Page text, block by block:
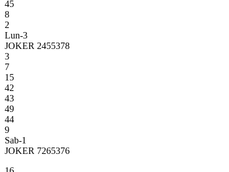
45
8
2
Lun-3
JOKER 2455378
3
7
15
42
43
49
44
9
Sab-1
JOKER 7265376